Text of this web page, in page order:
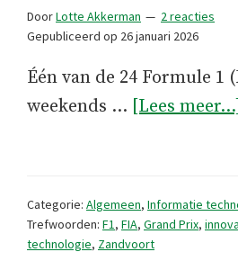
DoorLotte Akkerman
2 reacties
Gepubliceerd op 26 januari 2026
Één van de 24 Formule 1
weekends … [Lees
Categorie: Algemeen, Informatie
Trefwoorden: F1, FIA, Grand Prix,
technologie, Zandvoort